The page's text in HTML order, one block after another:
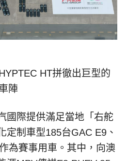
HT拼徹出巨型的
陣
國際提供滿足當地「右舵
定制車型185台GAC E9、
為賽事用車。其中，向澳